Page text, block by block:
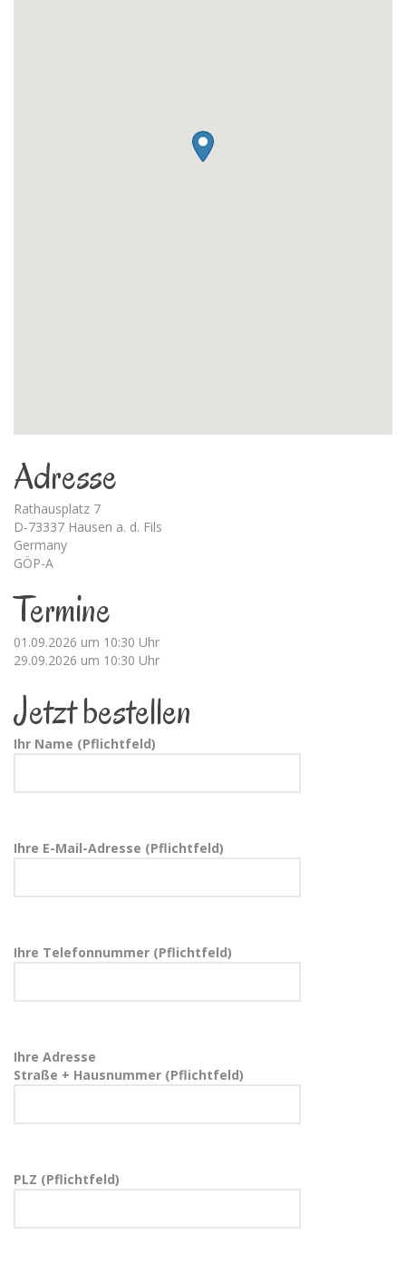
Adresse
Rathausplatz 7
D-73337 Hausen a. d. Fils
Germany
GÖP-A
Termine
01.09.2026 um 10:30 Uhr
29.09.2026 um 10:30 Uhr
Jetzt bestellen
Ihr Name (Pflichtfeld)
Ihre E-Mail-Adresse (Pflichtfeld)
Ihre Telefonnummer (Pflichtfeld)
Ihre Adresse
Straße + Hausnummer (Pflichtfeld)
PLZ (Pflichtfeld)